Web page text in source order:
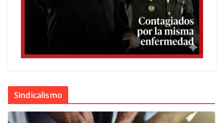
Sindicalismo